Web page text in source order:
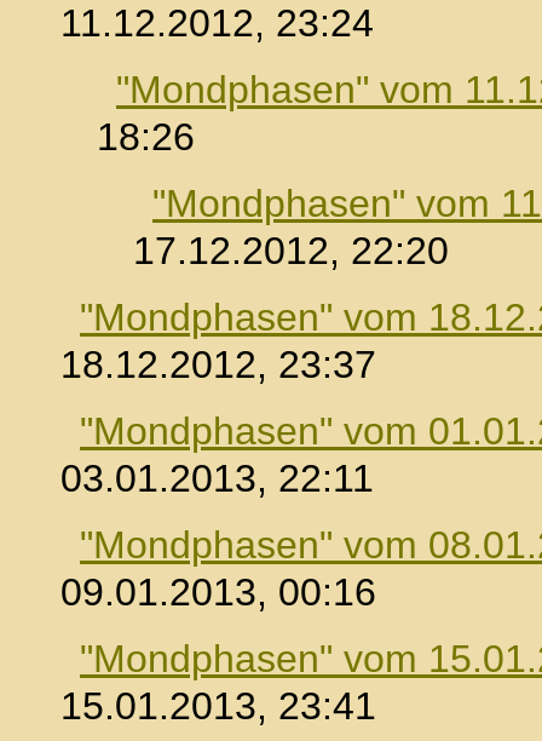
11.12.2012, 23:24
"Mondphasen" vom
18:26
"Mondphasen" vom
17.12.2012, 22:20
"Mondphasen" vom
18.12.2012, 23:37
"Mondphasen" vom
03.01.2013, 22:11
"Mondphasen" vom
09.01.2013, 00:16
"Mondphasen" vom
15.01.2013, 23:41